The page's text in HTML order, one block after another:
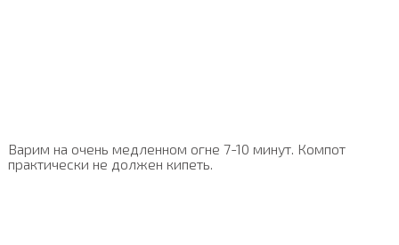
Варим на очень медленном огне 7-10 минут. Компот
практически не должен кипеть.